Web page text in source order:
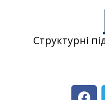
Структурні